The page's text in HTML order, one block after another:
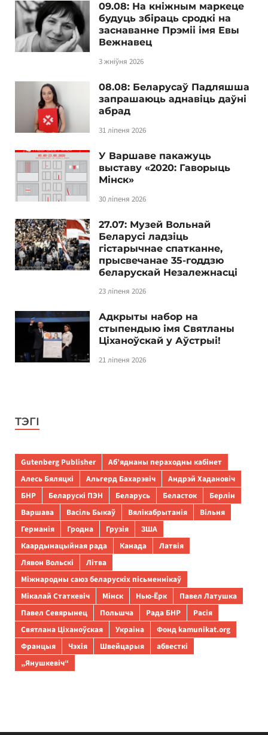
09.08: На кніжным маркеце
будуць збіраць сродкі на
заснаванне Прэміі імя Евы
Вежнавец
3 жніўня 2026
08.08: Беларусаў Падляшша
запрашаюць аднавіць даўні
абрад
31 ліпеня 2026
У Варшаве пакажуць
выставу «2020: Гаворыць
Мінск»
30 ліпеня 2026
27.07: Музей Вольнай
Беларусі ладзіць
гістарычнае спатканне,
прысвечанае 35-годдзю
беларускай Незалежнасці
23 ліпеня 2026
Адкрыты набор на
стыпендыю імя Святланы
Ціханоўскай у Аўстрыі!
21 ліпеня 2026
ТЭГІ
Gutenberg Publisher
Аб’яднаны пераходны кабінет
Алесь Бяляцкі
Альгерд Бахарэвіч
Андрэй Хадановіч
БНР
Беларускі ПЭН Беларусь Беласток
Берлін
Варшава
Васіль Быкаў Вялікабрытанія
Вільня
Германія
Гродна Грузія
ЗША
Каардынацыйная рада
Канада
Латвія
Лявон Вольскі
Літва
Міжнародны саюз беларускіх пісьменнікаў
Мікалай Статкевіч
Мінск Нью-Ёрк
Павел Латушка
Павел Севярынец
Польшча Рада БНР
Расія
Святлана Ціханоўская
Украіна
Фонд kamunikat.org
Францыя
Чэхія Швейцарыя
абвесткі
„Янушкевіч“